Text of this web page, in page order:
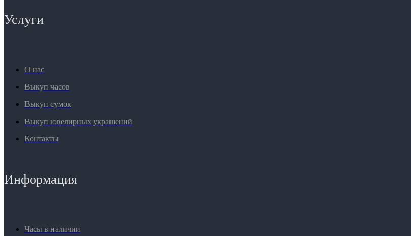
Услуги
О нас
Выкуп часов
Выкуп сумок
Выкуп ювелирных украшений
Контакты
Информация
Часы в наличии